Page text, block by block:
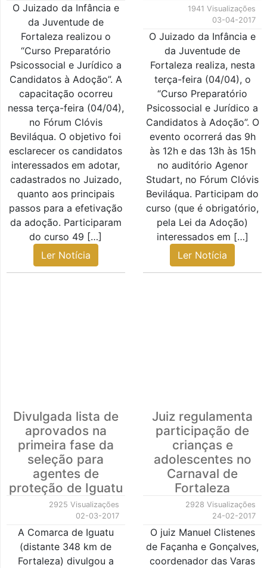
O Juizado da Infância e
da Juventude de
Fortaleza realizou o
“Curso Preparatório
Psicossocial e Jurídico a
Candidatos à Adoção”. A
capacitação ocorreu
nessa terça-feira (04/04),
no Fórum Clóvis
Beviláqua. O objetivo foi
esclarecer os candidatos
interessados em adotar,
cadastrados no Juizado,
quanto aos principais
passos para a efetivação
da adoção. Participaram
do curso 49 […]
Ler Notícia
1941 Visualizações
03-04-2017
O Juizado da Infância e
da Juventude de
Fortaleza realiza, nesta
terça-feira (04/04), o
“Curso Preparatório
Psicossocial e Jurídico a
Candidatos à Adoção”. O
evento ocorrerá das 9h
às 12h e das 13h às 15h
no auditório Agenor
Studart, no Fórum Clóvis
Beviláqua. Participam do
curso (que é obrigatório,
pela Lei da Adoção)
interessados em […]
Ler Notícia
Divulgada lista de
aprovados na
primeira fase da
seleção para
agentes de
proteção de Iguatu
2925 Visualizações
02-03-2017
A Comarca de Iguatu
(distante 348 km de
Fortaleza) divulgou a
Juiz regulamenta
participação de
crianças e
adolescentes no
Carnaval de
Fortaleza
2928 Visualizações
24-02-2017
O juiz Manuel Clistenes
de Façanha e Gonçalves,
coordenador das Varas